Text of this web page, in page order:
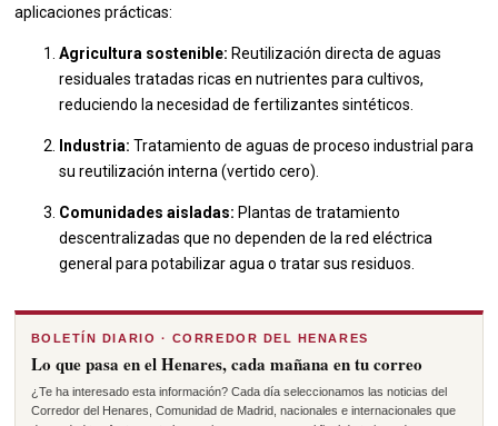
aplicaciones prácticas:
Agricultura sostenible: Reutilización directa de aguas
residuales tratadas ricas en nutrientes para cultivos,
reduciendo la necesidad de fertilizantes sintéticos.
Industria: Tratamiento de aguas de proceso industrial para
su reutilización interna (vertido cero).
Comunidades aisladas: Plantas de tratamiento
descentralizadas que no dependen de la red eléctrica
general para potabilizar agua o tratar sus residuos.
BOLETÍN DIARIO · CORREDOR DEL HENARES
Lo que pasa en el Henares, cada mañana en tu correo
¿Te ha interesado esta información? Cada día seleccionamos las noticias del
Corredor del Henares, Comunidad de Madrid, nacionales e internacionales que